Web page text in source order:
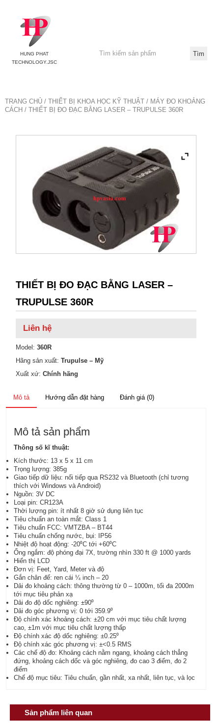
HUNG PHAT
TECHNOLOGY.JSC
TRANG CHỦ / THIẾT BỊ KHOA HỌC KỸ THUẬT / MÁY ĐO KHOẢNG
CÁCH / THIẾT BỊ ĐO ĐẠC BẰNG LASER – TRUPULSE 360R
THIẾT BỊ ĐO ĐẠC BẰNG LASER –
TRUPULSE 360R
Liên hệ
Model: 360R
Hãng sản xuất: Trupulse – Mỹ
Xuất xứ: Chính hãng
Mô tả Hướng dẫn đặt hàng Đánh giá (0)
Mô tả sản phẩm
Thông số kĩ thuật:
Kích thước: 13 x 5 x 11 cm
Trọng lượng: 385g
Giao tiếp dữ liệu: nối tiếp qua RS232 và Bluetooth (chỉ tương
thích với Windows và Android)
Nguồn: 3V DC
Loại pin: CR123A
Thời lượng pin: ít nhất 8 giờ sử dụng liên tục
Tiêu chuẩn an toàn mắt: Class 1
Tiêu chuẩn FCC: VMTZBA – BT44
Tiêu chuẩn chống nước, bụi: IP56
Nhiệt độ hoạt động: -20⁰C tới +60⁰C
Ống ngắm: độ phóng đại 7X, trường nhìn 330 ft @ 1000 yards
Hiển thị LCD
Đơn vị: Feet, Yard, Meter và độ
Gắn chân đế: ren cái ¼ inch – 20
Dải đo khoảng cách: thông thường từ 0 – 1000m, tối đa 2000m
tới mục tiêu phản xạ
Dải đo độ dốc nghiêng: ±90⁰
Dải đo góc phương vị: 0 tới 359.9⁰
Độ chính xác khoảng cách: ±20 cm với mục tiêu chất lượng
cao, ±1m với mục tiêu chất lượng thấp
Độ chính xác độ dốc nghiêng: ±0.25⁰
Độ chính xác góc phương vị: ±<0.5 RMS
Các chế độ đo: Khoảng cách nằm ngang, khoảng cách thẳng
đứng, khoảng cách dốc và góc nghiêng, đo cao 3 điểm, đo 2
điểm
Chế độ mục tiêu: Tiêu chuẩn, gần nhất, xa nhất, liên tục, và lọc
Sản phẩm liên quan